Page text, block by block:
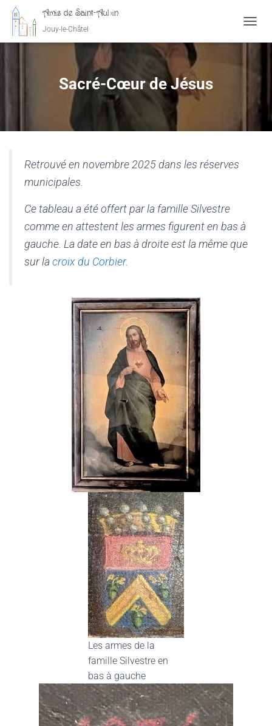
Amis de Saint-Aubin
Jouy-le-Châtel
Sacré-Cœur de Jésus
Retrouvé en novembre 2025 dans les réserves
municipales.
Ce tableau a été offert par la famille Silvestre
comme en attestent les armes figurent en bas à
gauche. La date en bas à droite est la même que
sur lacroix du Corbier.
Les armes de la
famille Silvestre en
bas à gauche